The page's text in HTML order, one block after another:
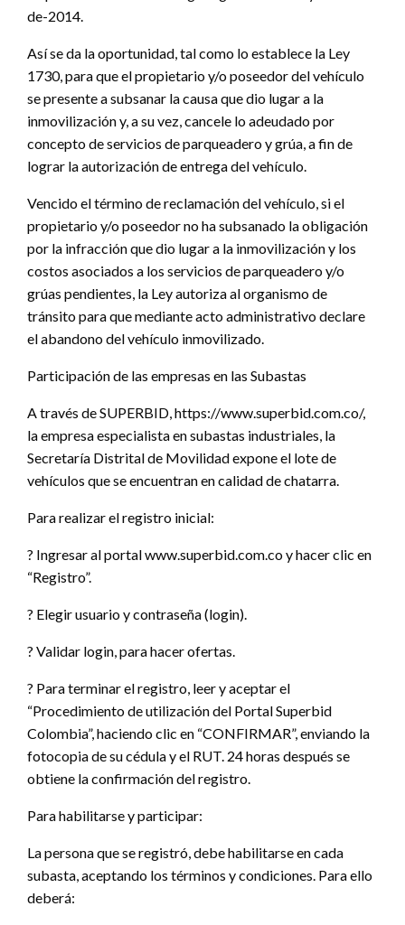
de-2014.
Así se da la oportunidad, tal como lo establece la Ley
1730, para que el propietario y/o poseedor del vehículo
se presente a subsanar la causa que dio lugar a la
inmovilización y, a su vez, cancele lo adeudado por
concepto de servicios de parqueadero y grúa, a fin de
lograr la autorización de entrega del vehículo.
Vencido el término de reclamación del vehículo, si el
propietario y/o poseedor no ha subsanado la obligación
por la infracción que dio lugar a la inmovilización y los
costos asociados a los servicios de parqueadero y/o
grúas pendientes, la Ley autoriza al organismo de
tránsito para que mediante acto administrativo declare
el abandono del vehículo inmovilizado.
Participación de las empresas en las Subastas
A través de SUPERBID, https://www.superbid.com.co/,
la empresa especialista en subastas industriales, la
Secretaría Distrital de Movilidad expone el lote de
vehículos que se encuentran en calidad de chatarra.
Para realizar el registro inicial:
? Ingresar al portal www.superbid.com.co y hacer clic en
“Registro”.
? Elegir usuario y contraseña (login).
? Validar login, para hacer ofertas.
? Para terminar el registro, leer y aceptar el
“Procedimiento de utilización del Portal Superbid
Colombia”, haciendo clic en “CONFIRMAR”, enviando la
fotocopia de su cédula y el RUT. 24 horas después se
obtiene la confirmación del registro.
Para habilitarse y participar:
La persona que se registró, debe habilitarse en cada
subasta, aceptando los términos y condiciones. Para ello
deberá: